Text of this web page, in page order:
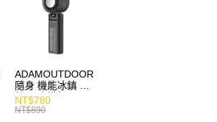
ADAMOUTDOOR
隨身 機能冰鎮 手
持風扇 掛繩
NT$780
NT$890